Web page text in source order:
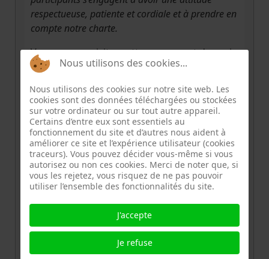
respectueuse, patiente et cordiale et à prendre en
compte notre charte.
Vous pouvez visiter cette page avant de venir
:
Preparer-sa-venue
Bien entrer par le 16 c'est l'entrée de la cité
scolaire.
S'il vous plait, prenez le temps de nous
prévenir dans le cas où vous ne pouvez
venir, vous libèrez alors une place.
A bientôt pour de nouvelles réparations,
Richard
Nous utilisons des cookies...
Nous utilisons des cookies sur notre site web. Les
cookies sont des données téléchargées ou stockées
sur votre ordinateur ou sur tout autre appareil.
Certains d’entre eux sont essentiels au
fonctionnement du site et d’autres nous aident à
améliorer ce site et l’expérience utilisateur (cookies
traceurs). Vous pouvez décider vous-même si vous
autorisez ou non ces cookies. Merci de noter que, si
vous les rejetez, vous risquez de ne pas pouvoir
utiliser l’ensemble des fonctionnalités du site.
J'accepte
Je refuse